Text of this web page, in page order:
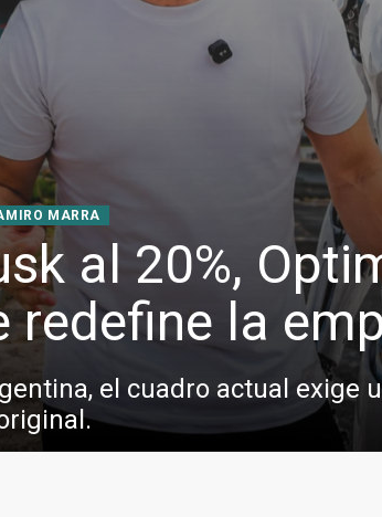
MARRA
al 20%,
redefine la
el cuadro actual exige